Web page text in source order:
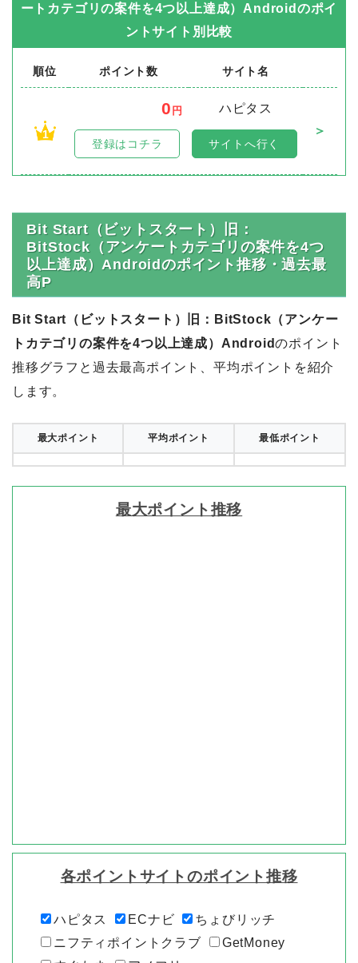
ートカテゴリの案件を4つ以上達成）Android のポイ
ントサイト別比較
順位 ポイント数 サイト名
1
0 円
ハピタス
＞
登録はコチラ サイトへ行く
Bit Start（ビットスタート）旧：
BitStock（アンケートカテゴリの案件を4つ
以上達成）Androidのポイント推移・過去最
高P
Bit Start（ビットスタート）旧：BitStock（アンケー
トカテゴリの案件を4つ以上達成）Androidのポイント
推移グラフと過去最高ポイント、平均ポイントを紹介
します。
最大ポイント 平均ポイント 最低ポイント
最大ポイント推移
各ポイントサイトのポイント推移
ハピタス ECナビ
ちょびリッチ
ニフティポイントクラブ
GetMoney